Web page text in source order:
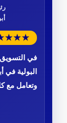
في
البولية في
وتعامل مع